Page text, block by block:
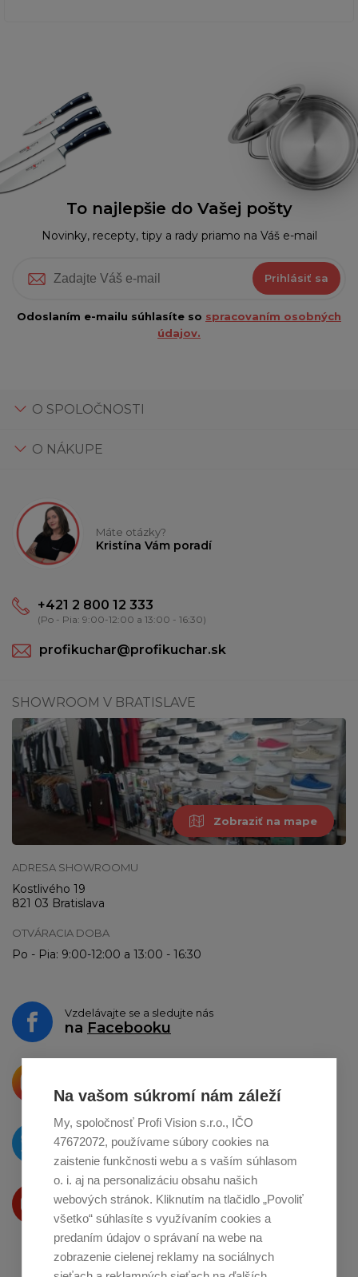
Na vašom súkromí nám záleží
My, spoločnosť Profi Vision s.r.o., IČO
47672072, používame súbory cookies na
zaistenie funkčnosti webu a s vaším súhlasom
o. i. aj na personalizáciu obsahu našich
webových stránok. Kliknutím na tlačidlo „Povoliť
všetko“ súhlasíte s využívaním cookies a
predaním údajov o správaní na webe na
zobrazenie cielenej reklamy na sociálnych
To najlepšie do Vašej pošty
Novinky, recepty, tipy a rady priamo na Váš e-mail
Prihlásiť sa
Odoslaním e-mailu súhlasíte so spracovaním osobných
údajov.
O SPOLOČNOSTI
O NÁKUPE
Máte otázky?
Kristína Vám poradí
+421 2 800 12 333
(Po - Pia: 9:00-12:00 a 13:00 - 16:30)
profikuchar@profikuchar.sk
SHOWROOM V BRATISLAVE
Zobraziť na mape
ADRESA SHOWROOMU
Kostlivého 19
821 03 Bratislava
OTVÁRACIA DOBA
Po - Pia: 9:00-12:00 a 13:00 - 16:30
Vzdelávajte se a sledujte nás
na Facebooku
o zdieľanie naInstagrame
O novinkách píšeme
naTwitteri
Produkty Vám predstavujeme
na Youtube